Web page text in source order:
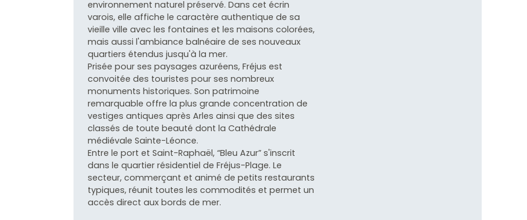
environnement naturel préservé. Dans cet écrin
varois, elle affiche le caractère authentique de sa
vieille ville avec les fontaines et les maisons colorées,
mais aussi l'ambiance balnéaire de ses nouveaux
quartiers étendus jusqu'à la mer.
Prisée pour ses paysages azuréens, Fréjus est
convoitée des touristes pour ses nombreux
monuments historiques. Son patrimoine
remarquable offre la plus grande concentration de
vestiges antiques après Arles ainsi que des sites
classés de toute beauté dont la Cathédrale
médiévale Sainte-Léonce.
Entre le port et Saint-Raphaël, “Bleu Azur” s'inscrit
dans le quartier résidentiel de Fréjus-Plage. Le
secteur, commerçant et animé de petits restaurants
typiques, réunit toutes les commodités et permet un
accès direct aux bords de mer.